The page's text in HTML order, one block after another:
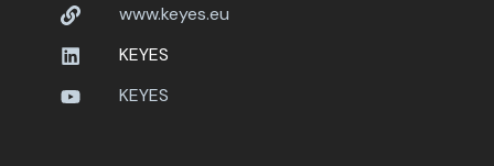
www.keyes.eu
KEYES
KEYES